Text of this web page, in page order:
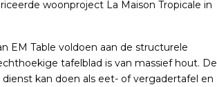
woonproject La Maison Tropicale in
EM Table voldoen aan de structurele
tafelblad is van massief hout. De
kan doen als eet- of vergadertafel en